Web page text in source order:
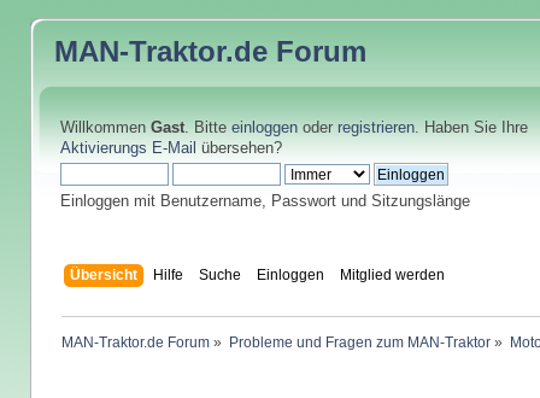
MAN-Traktor.de Forum
Willkommen Gast. Bitte einloggenoder registrieren. Haben Sie Ihre
Aktivierungs E-Mail übersehen?
Einloggen mit Benutzername, Passwort und Sitzungslänge
Übersicht Hilfe Suche Einloggen Mitglied werden
MAN-Traktor.de Forum » Probleme und Fragen zum MAN-Traktor »